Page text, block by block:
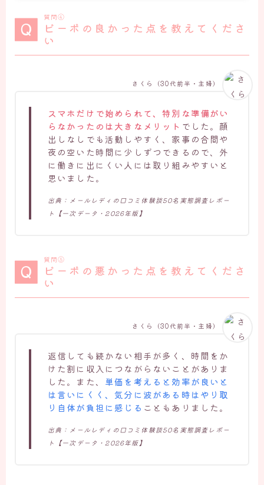
質問④
ビーボの良かった点を教えてくださ
い
スマホだけで始められて、特別な準備がい
らなかったのは大きなメリット でした。顔
出しなしでも活動しやすく、家事の合間や
夜の空いた時間に少しずつできるので、外
に働きに出にくい人には取り組みやすいと
思いました。
出典：メールレディの口コミ体験談50名実態調査レポー
ト【一次データ・2026年版】
さくら（30代前半・主婦）
質問⑤
ビーボの悪かった点を教えてくださ
い
返信しても続かない相手が多く、時間をか
けた割に収入につながらないことがありま
した。また、 単価を考えると効率が良いと
は言いにくく、気分に波がある時はやり取
り自体が負担に感じる こともありました。
出典：メールレディの口コミ体験談50名実態調査レポー
ト【一次データ・2026年版】
さくら（30代前半・主婦）